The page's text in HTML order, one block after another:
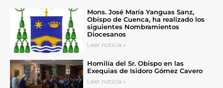
Mons. José María Yanguas Sanz,
Obispo de Cuenca, ha realizado los
siguientes Nombramientos
Diocesanos
Leer noticia »
Homilía del Sr. Obispo en las
Exequias de Isidoro Gómez Cavero
Leer noticia »